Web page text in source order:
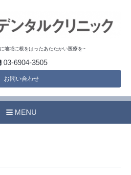
地域に根をはったあたたかい医療を~
03-6904-3505
お問い合わせ
MENU